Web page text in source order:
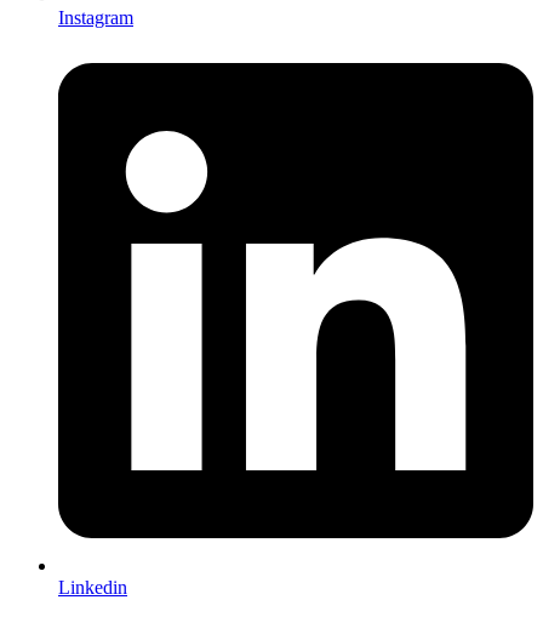
Instagram
Linkedin